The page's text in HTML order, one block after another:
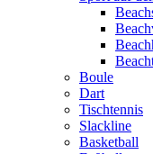
Boule
Dart
Tischtennis
Slackline
Basketball